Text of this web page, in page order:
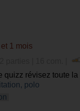
1 mois
quizz révisez toute
polo